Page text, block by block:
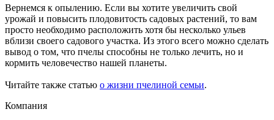
Вернемся к опылению. Если вы хотите увеличить свой
урожай и повысить плодовитость садовых растений, то вам
просто необходимо расположить хотя бы несколько ульев
вблизи своего садового участка. Из этого всего можно сделать
вывод о том, что пчелы способны не только лечить, но и
кормить человечество нашей планеты.
Читайте также статью о жизни пчелиной семьи.
Компания